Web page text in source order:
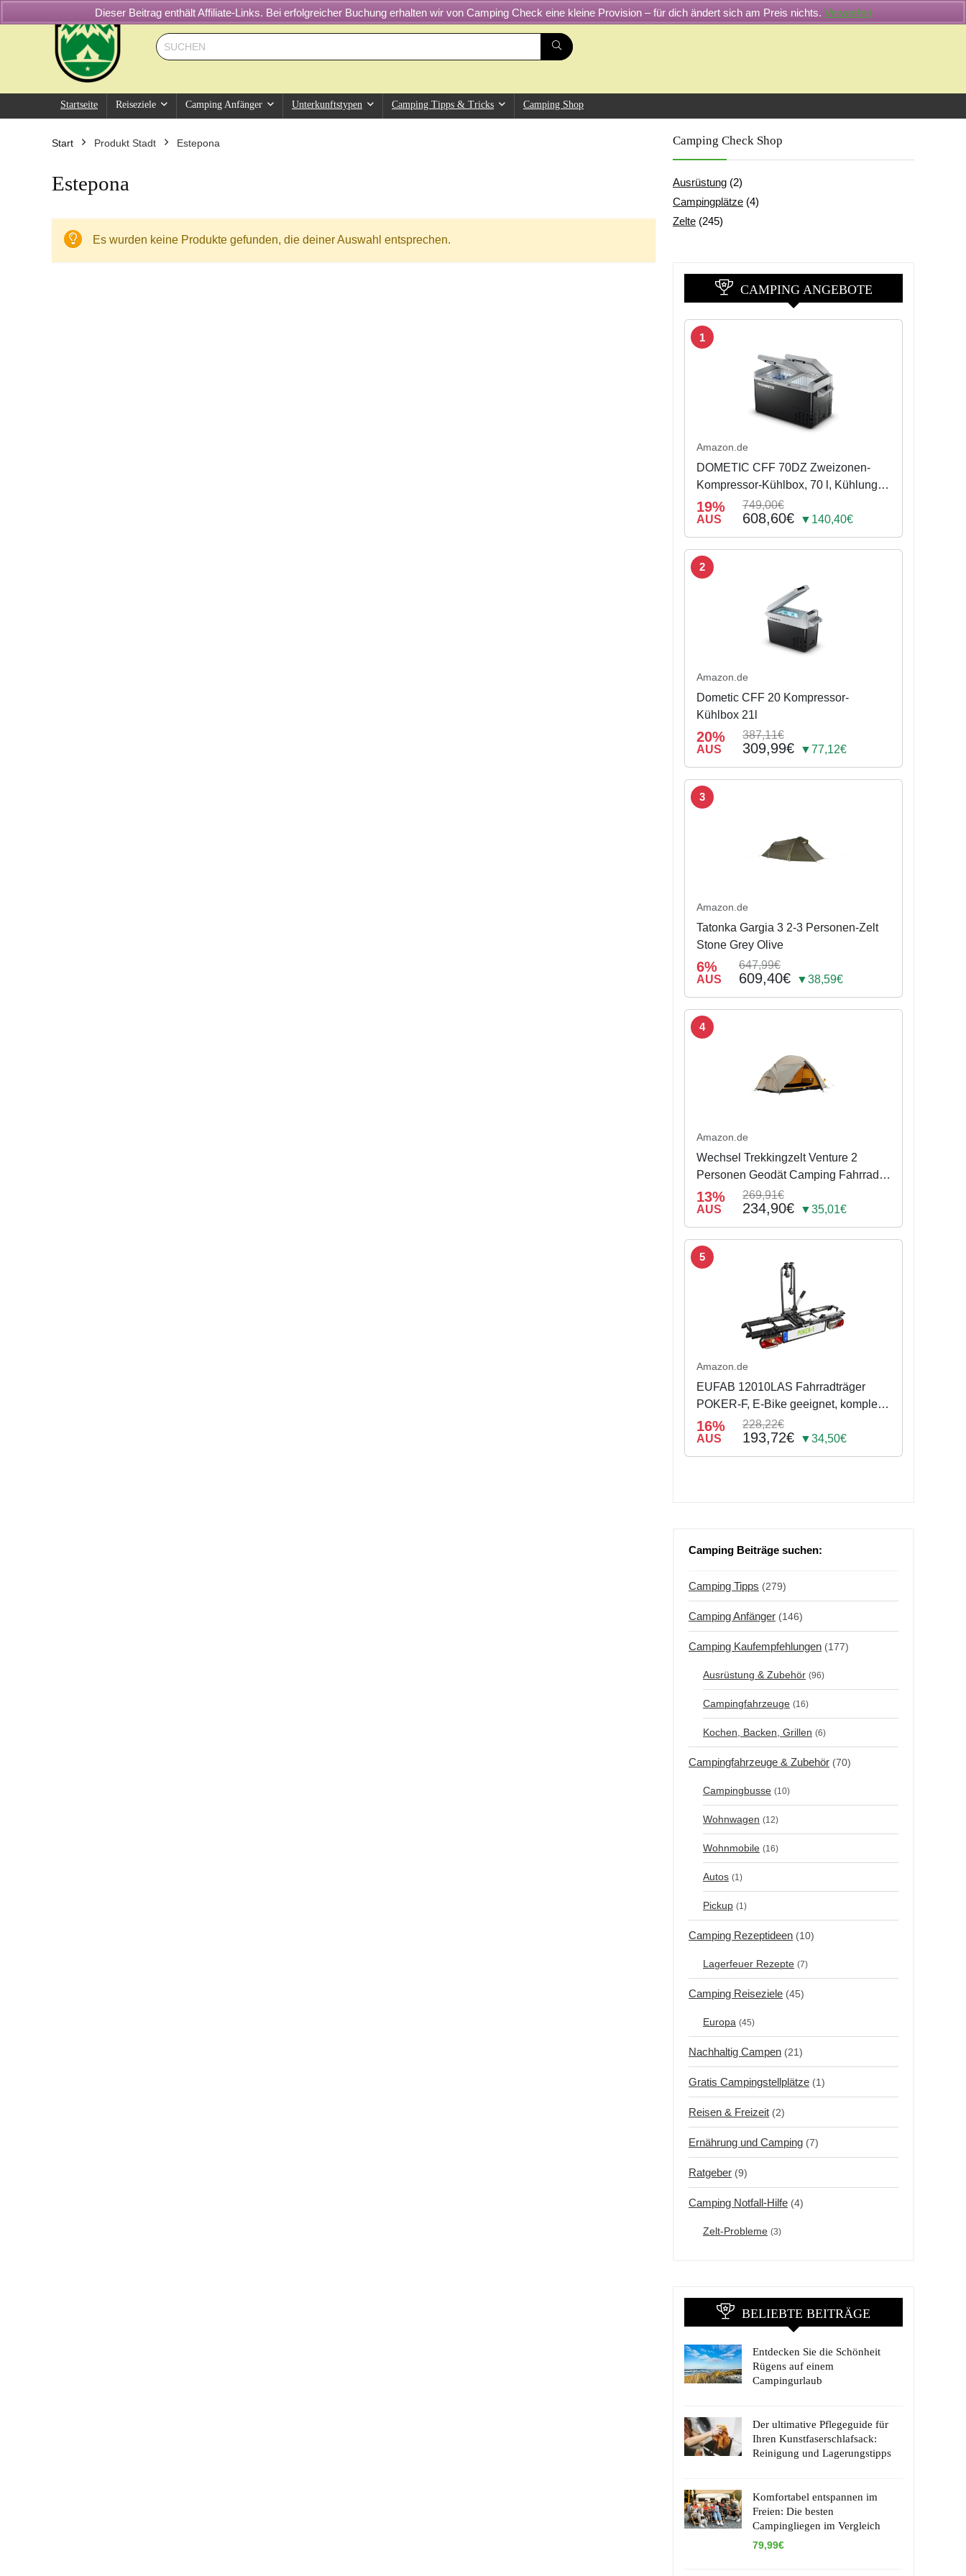
Dieser Beitrag enthält Affiliate-Links. Bei erfolgreicher Buchung erhalten wir von Camping Check eine kleine Provision – für dich ändert sich am Preis nichts. Verwerfen
Startseite Reiseziele Camping Anfänger Unterkunftstypen Camping Tipps & Tricks Camping Shop
Start Produkt Stadt Estepona
Estepona
Es wurden keine Produkte gefunden, die deiner Auswahl entsprechen.
Camping Check Shop
Ausrüstung (2)
Campingplätze (4)
Zelte (245)
CAMPING ANGEBOTE
1
Amazon.de
DOMETIC CFF 70DZ Zweizonen-
Kompressor-Kühlbox, 70 l, Kühlung
bis -18 °C, mit Batterieschutz
19%
AUS
749,00€
608,60€ ▼140,40€
2
Amazon.de
Dometic CFF 20 Kompressor-
Kühlbox 21l
20%
AUS
387,11€
309,99€ ▼77,12€
3
Amazon.de
Tatonka Gargia 3 2-3 Personen-Zelt
Stone Grey Olive
6%
AUS
647,99€
609,40€ ▼38,59€
4
Amazon.de
Wechsel Trekkingzelt Venture 2
Personen Geodät Camping Fahrrad
Zelt Biwak 2,6 kg
13%
AUS
269,91€
234,90€ ▼35,01€
5
Amazon.de
EUFAB 12010LAS Fahrradträger
POKER-F, E-Bike geeignet, komplett
vormontiert, Diebstahlschutz, für 2
Fahrräder, für Anhängerkupplung,
Schwarz, 142 x 70 x 58 cm
16%
AUS
228,22€
193,72€ ▼34,50€
Camping Beiträge suchen:
Camping Tipps (279)
Camping Anfänger (146)
Camping Kaufempfehlungen (177)
Ausrüstung & Zubehör (96)
Campingfahrzeuge (16)
Kochen, Backen, Grillen (6)
Campingfahrzeuge & Zubehör (70)
Campingbusse (10)
Wohnwagen (12)
Wohnmobile (16)
Autos (1)
Pickup (1)
Camping Rezeptideen (10)
Lagerfeuer Rezepte (7)
Camping Reiseziele (45)
Europa (45)
Nachhaltig Campen (21)
Gratis Campingstellplätze (1)
Reisen & Freizeit (2)
Ernährung und Camping (7)
Ratgeber (9)
Camping Notfall-Hilfe (4)
Zelt-Probleme (3)
BELIEBTE BEITRÄGE
Entdecken Sie die Schönheit
Rügens auf einem
Campingurlaub
Der ultimative Pflegeguide für
Ihren Kunstfaserschlafsack:
Reinigung und Lagerungstipps
Komfortabel entspannen im
Freien: Die besten
Campingliegen im Vergleich
79,99€